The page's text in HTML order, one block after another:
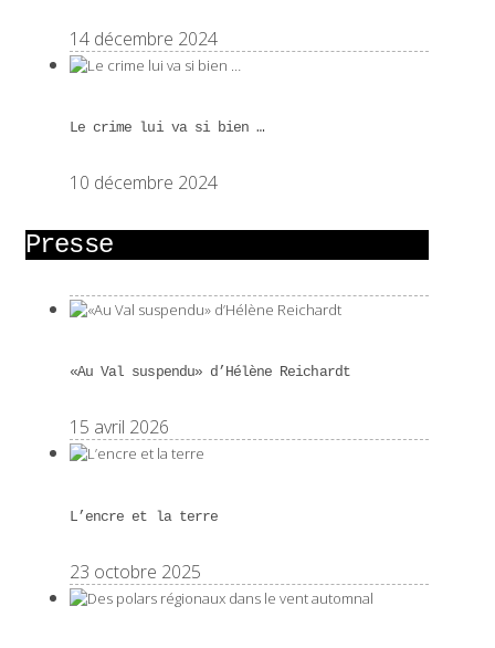
14 décembre 2024
Le crime lui va si bien …
10 décembre 2024
Presse
«Au Val suspendu» d’Hélène Reichardt
15 avril 2026
L’encre et la terre
23 octobre 2025